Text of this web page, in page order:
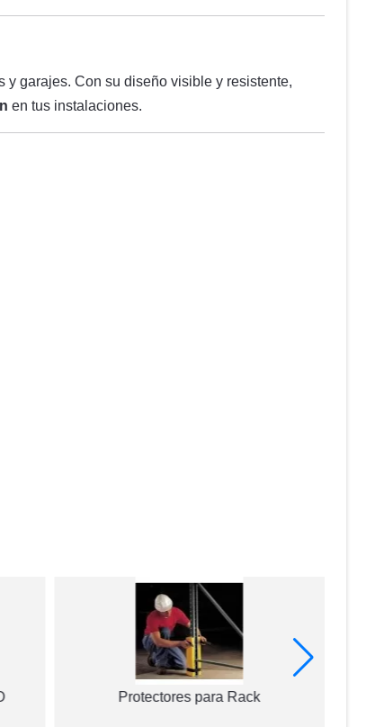
garajes. Con su diseño visible y resistente,
en tus instalaciones.
Protectores para Rack